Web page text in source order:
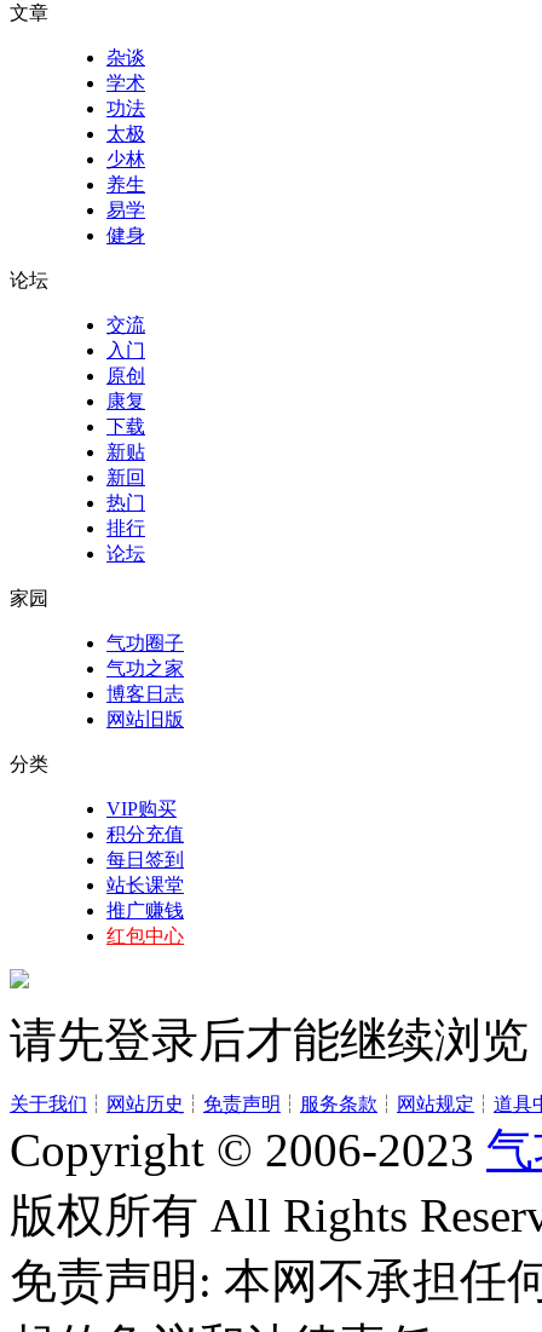
文章
杂谈
学术
功法
太极
少林
养生
易学
健身
论坛
交流
入门
原创
康复
下载
新贴
新回
热门
排行
论坛
家园
气功圈子
气功之家
博客日志
网站旧版
分类
VIP购买
积分充值
每日签到
站长课堂
推广赚钱
红包中心
请先登录后才能继续浏览
关于我们 ┆ 网站历史 ┆ 免责声明 ┆ 服务条款 ┆ 网站规定 ┆ 道具
Copyright © 2006-2023
版权所有 All Rights
免责声明: 本网不承担任